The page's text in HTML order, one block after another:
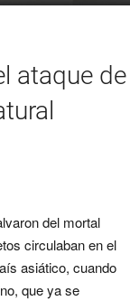
ataque de
del mortal
circulaban en el
asiático, cuando
que ya se